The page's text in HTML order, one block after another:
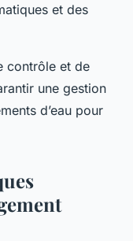
et des
contrôle et de
une gestion
d’eau pour